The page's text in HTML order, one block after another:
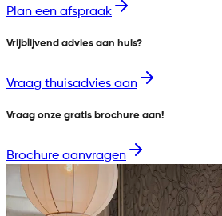
Plan een afspraak
Vrijblijvend advies aan huis?
Vraag thuisadvies aan
Vraag onze gratis brochure aan!
Brochure aanvragen